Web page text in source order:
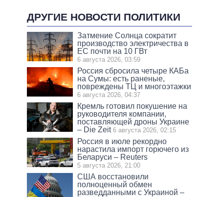
ДРУГИЕ НОВОСТИ ПОЛИТИКИ
Затмение Солнца сократит
производство электричества в
ЕС почти на 10 ГВт
6 августа 2026, 03:59
Россия сбросила четыре КАБа
на Сумы: есть раненые,
повреждены ТЦ и многоэтажки
6 августа 2026, 04:37
Кремль готовил покушение на
руководителя компании,
поставляющей дроны Украине
– Die Zeit 6 августа 2026, 02:15
Россия в июле рекордно
нарастила импорт горючего из
Беларуси – Reuters
5 августа 2026, 21:00
США восстановили
полноценный обмен
разведданными с Украиной –